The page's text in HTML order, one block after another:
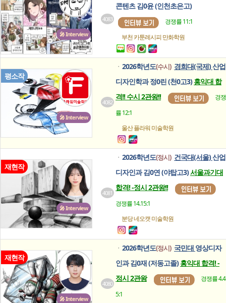
🎤 Interview
4083
콘텐츠 김0윤 (인천초은고)
경쟁률 11:1
부천 카툰레시피만화학원
🎤 Interview
평소작
4082
ㆍ 2026학년도(수시) 경희대(국제)산업
디자인학과 정0린 (천0고3)홍익대 합
격!! 수시 2관왕!!
경쟁
률 12:1
울산 플라워미술학원
🎤 Interview
재현작
4081
ㆍ 2026학년도(정시) 건국대(서울)산업
디자인과 김0연 (야탑고3)서울과기대
합격! -정시 2관왕!!
경쟁률 14.15:1
분당 네오캣미술학원
🎤 Interview
재현작
4080
ㆍ 2026학년도(정시) 국민대 영상디자
인과 김0재 (저동고졸)홍익대 합격! -
정시 2관왕
경쟁률 4.4
5:1